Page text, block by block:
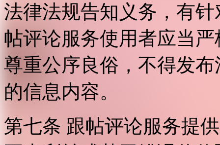
法律法规告知义务，有
帖评论服务使用者应当
尊重公序良俗，不得发
的信息内容。
第七条 跟帖评论服务提